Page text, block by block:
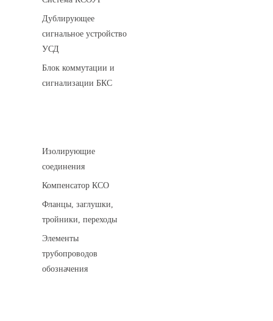
Дублирующее
сигнальное устройство
УСД
Блок коммутации и
сигнализации БКС
Изолирующие
соединения
Компенсатор КСО
Фланцы, заглушки,
тройники, переходы
Элементы
трубопроводов
обозначения